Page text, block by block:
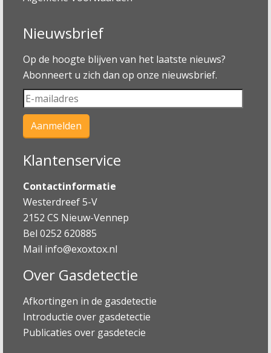
Nieuwsbrief
Op de hoogte blijven van het laatste nieuws?
Abonneert u zich dan op onze nieuwsbrief.
Klantenservice
Contactinformatie
Westerdreef 5-V
2152 CS Nieuw-Vennep
Bel 0252 620885
Mail info@exoxtox.nl
Over Gasdetectie
Afkortingen in de gasdetectie
Introductie over gasdetectie
Publicaties over gasdetecie